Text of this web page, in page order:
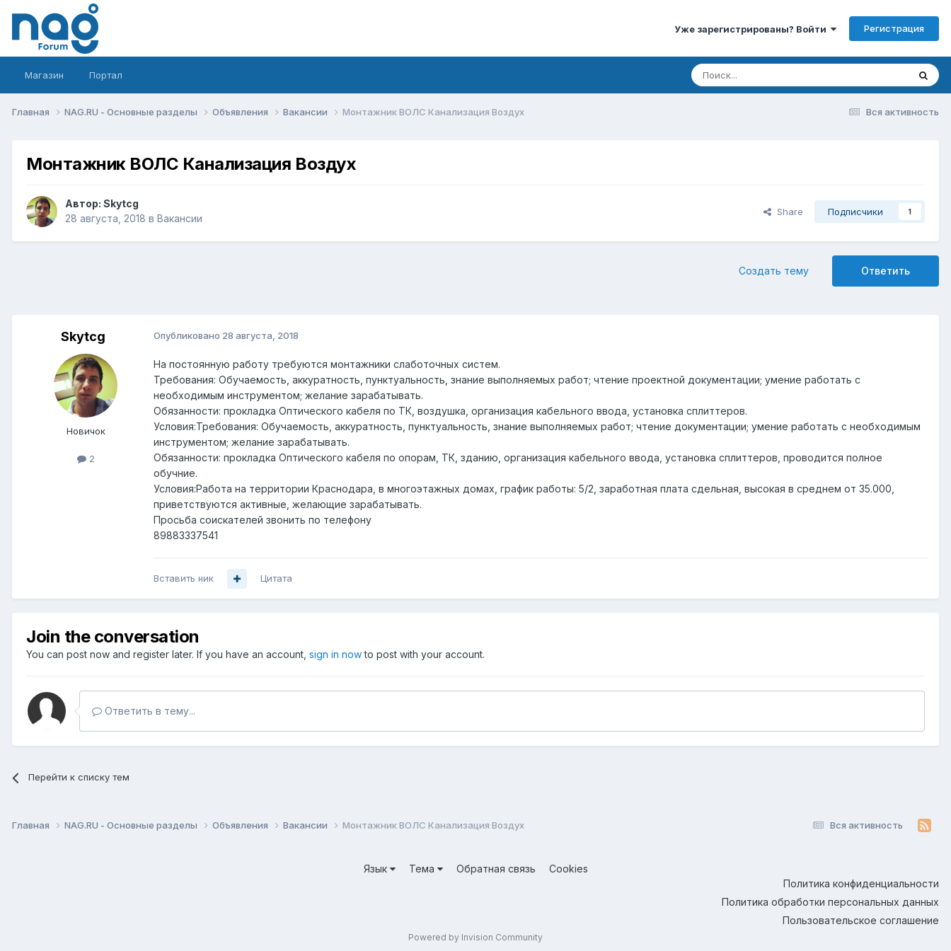
Уже зарегистрированы? Войти Регистрация
Магазин Портал
Вся активность
Главная NAG.RU - Основные разделы Объявления Вакансии Монтажник ВОЛС Канализация Воздух
Монтажник ВОЛС Канализация Воздух
Автор: Skytcg
28 августа, 2018 в Вакансии
Share Подписчики 1
Ответить
Создать тему
Skytcg
Новичок
2
Опубликовано 28 августа, 2018
На постоянную работу требуются монтажники слаботочных систем.
Требования: Обучаемость, аккуратность, пунктуальность, знание выполняемых работ; чтение проектной документации; умение работать с
необходимым инструментом; желание зарабатывать.
Обязанности: прокладка Оптического кабеля по ТК, воздушка, организация кабельного ввода, установка сплиттеров.
Условия:Требования: Обучаемость, аккуратность, пунктуальность, знание выполняемых работ; чтение документации; умение работать с необходимым
инструментом; желание зарабатывать.
Обязанности: прокладка Оптического кабеля по опорам, ТК, зданию, организация кабельного ввода, установка сплиттеров, проводится полное
обучние.
Условия:Работа на территории Краснодара, в многоэтажных домах, график работы: 5/2, заработная плата сдельная, высокая в среднем от 35.000,
приветствуются активные, желающие зарабатывать.
Просьба соискателей звонить по телефону
89883337541
Вставить ник Цитата
Join the conversation
You can post now and register later. If you have an account, sign in nowto post with your account.
Ответить в тему...
Перейти к списку тем
Вся активность
Главная NAG.RU - Основные разделы Объявления Вакансии Монтажник ВОЛС Канализация Воздух
Язык Тема Обратная связь
Cookies
Политика конфиденциальности
Политика обработки персональных данных
Пользовательское соглашение
Powered by Invision Community